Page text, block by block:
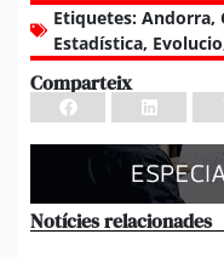
Etiquetes: Andorra,
Estadística, Evolucio
Comparteix
Notícies relacionades